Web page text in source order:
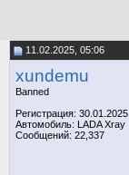
11.02.2025, 05:06
xundemu
Banned
Регистрация: 30.01.2025
Автомобиль: LADA Xray
Сообщений: 22,337